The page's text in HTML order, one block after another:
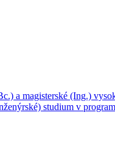
a magisterské (Ing.)
studium v